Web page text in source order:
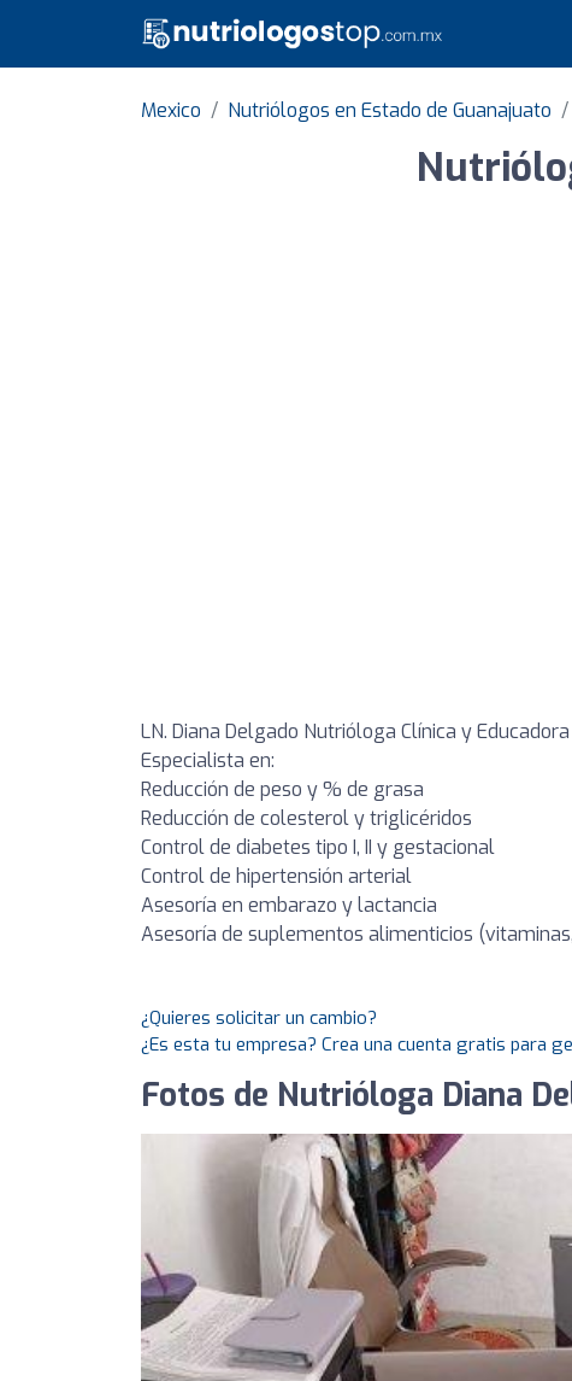
Mexico Nutriólogos en Estado de Guanajuato
LN. Diana Delgado Nutrióloga Clínica y
Especialista en:
Reducción de peso y % de grasa
Reducción de colesterol y triglicéridos
Control de diabetes tipo I, II y gestacional
Control de hipertensión arterial
Asesoría en embarazo y lactancia
Asesoría de suplementos alimenticios
¿Quieres solicitar un cambio?
¿Es esta tu empresa? Crea una cuenta gratis para
Fotos de Nutrióloga Diana